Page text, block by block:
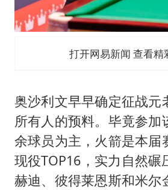
打开网易新闻 查看精
奥沙利文早早确定征战元
所有人的预料。毕竟参加
余球员为主，火箭是本届
现役TOP16，实力自然碾
赫迪、彼得莱恩斯和米尔